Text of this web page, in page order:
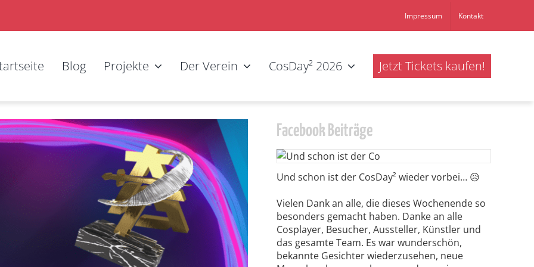
Impressum Kontakt
Blog Projekte Der Verein CosDay² 2026 Jetzt Tickets kaufen!
Facebook Beiträge
Und schon ist der CosDay² wieder vorbei… 😥
Vielen Dank an alle, die dieses Wochenende so
besonders gemacht haben. Danke an alle
Cosplayer, Besucher, Aussteller, Künstler und
das gesamte Team. Es war wunderschön,
bekannte Gesichter wiederzusehen, neue